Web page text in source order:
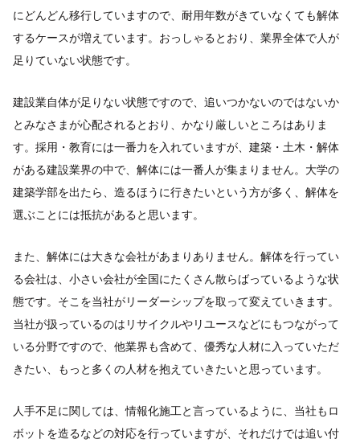
にどんどん移行していますので、耐用年数がきていなくても解体
するケースが増えています。おっしゃるとおり、業界全体で人が
足りていない状態です。
建設業自体が足りない状態ですので、追いつかないのではないか
とみなさまが心配されるとおり、かなり厳しいところはありま
す。採用・教育には一番力を入れていますが、建築・土木・解体
がある建設業界の中で、解体には一番人が集まりません。大学の
建築学部を出たら、造るほうに行きたいという方が多く、解体を
選ぶことには抵抗があると思います。
また、解体には大きな会社があまりありません。解体を行ってい
る会社は、小さい会社が全国にたくさん散らばっているような状
態です。そこを当社がリーダーシップを取って変えていきます。
当社が扱っているのはリサイクルやリユースなどにもつながって
いる分野ですので、他業界も含めて、優秀な人材に入っていただ
きたい、もっと多くの人材を抱えていきたいと思っています。
人手不足に関しては、情報化施工と言っているように、当社もロ
ボットを造るなどの対応を行っていますが、それだけでは追い付